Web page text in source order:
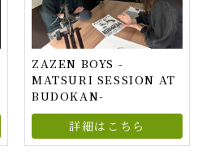
ZAZEN BOYS -
MATSURI SESSION AT
BUDOKAN-
詳細はこちら